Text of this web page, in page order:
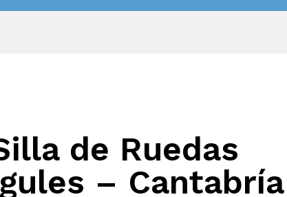
de Ruedas
– Cantabría